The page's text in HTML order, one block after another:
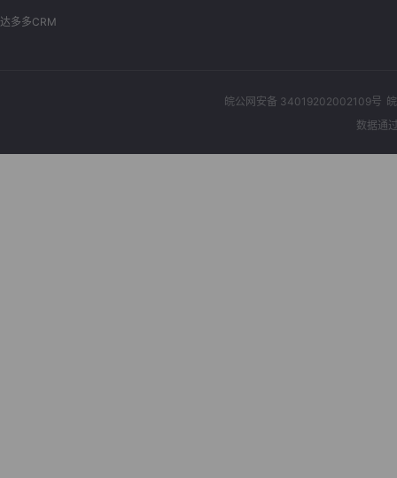
达多多CRM
皖公网安备 34019202002109号
数据通